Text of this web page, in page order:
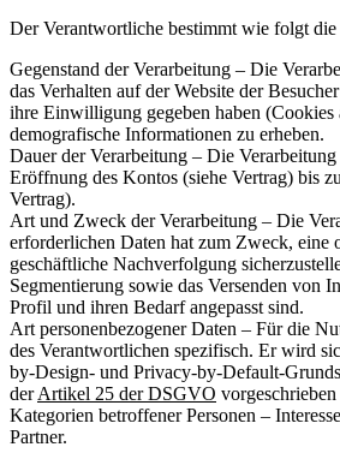
Der Verantwortliche bestimmt wie folgt
Gegenstand der Verarbeitung – Die
das Verhalten auf der Website der
ihre Einwilligung gegeben haben (Cookies
demografische Informationen zu erheben.
Dauer der Verarbeitung – Die
Eröffnung des Kontos (siehe Vertrag) bis
Vertrag).
Art und Zweck der Verarbeitung – Die
erforderlichen Daten hat zum Zweck, eine
geschäftliche Nachverfolgung
Segmentierung sowie das Versenden von
Profil und ihren Bedarf angepasst sind.
Art personenbezogener Daten – Für die
des Verantwortlichen spezifisch. Er wird
by-Design- und Privacy-by-Default-
derArtikel 25 der DSGVO vorgeschrieben
Kategorien betroffener Personen –
Partner.